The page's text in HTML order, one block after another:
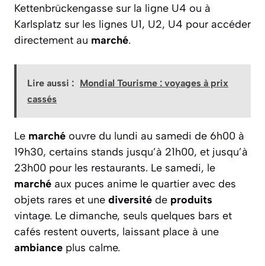
Kettenbrückengasse sur la ligne U4 ou à
Karlsplatz sur les lignes U1, U2, U4 pour accéder
directement au marché.
Lire aussi : Mondial Tourisme : voyages à prix
cassés
Le marché ouvre du lundi au samedi de 6h00 à
19h30, certains stands jusqu’à 21h00, et jusqu’à
23h00 pour les restaurants. Le samedi, le
marché aux puces anime le quartier avec des
objets rares et une diversité de produits
vintage. Le dimanche, seuls quelques bars et
cafés restent ouverts, laissant place à une
ambiance plus calme.